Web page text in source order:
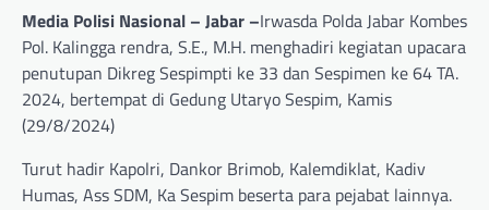
Media Polisi Nasional – Jabar –Irwasda Polda Jabar Kombes
Pol. Kalingga rendra, S.E., M.H. menghadiri kegiatan upacara
penutupan Dikreg Sespimpti ke 33 dan Sespimen ke 64 TA.
2024, bertempat di Gedung Utaryo Sespim, Kamis
(29/8/2024)
Turut hadir Kapolri, Dankor Brimob, Kalemdiklat, Kadiv
Humas, Ass SDM, Ka Sespim beserta para pejabat lainnya.